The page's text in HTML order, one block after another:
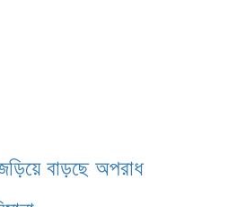
বাড়ছে অপরাধ